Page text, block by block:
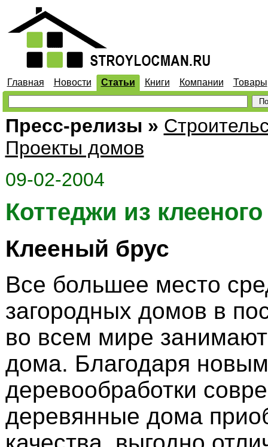
Главная Новости Статьи Книги Компании Товары
Пресс-релизы »
Проекты домов
09-02-2004
Коттеджи из
Клееный брус
Все большее место
загородных домов в
во всем мире
дома. Благодаря
деревообработки
деревянные дома